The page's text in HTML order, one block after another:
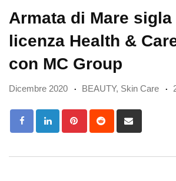
Armata di Mare
licenza Health &
con MC Group
Dicembre 2020 BEAUTY, Skin Care
PinterestReddit
via